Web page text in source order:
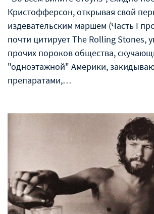
Кристофферсон, открывая свой
издевательским маршем (Часть I
почти цитирует The Rolling Stones,
прочих пороков общества,
"одноэтажной" Америки,
препаратами,…